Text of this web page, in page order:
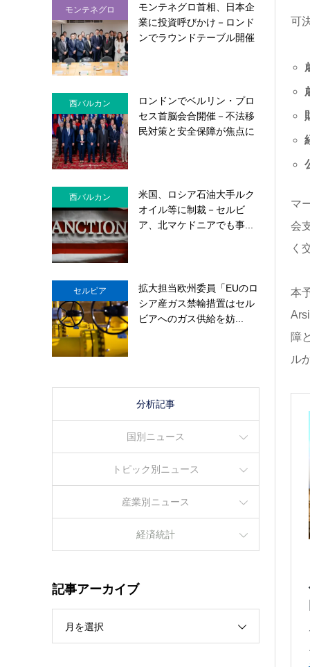
可
マ
会
く
本
障
ル
モンテネグロ
モンテネグロ首相、日本企
業に投資呼びかけ－ロンド
ンでラウンドテーブル開催
西バルカン
ロンドンでベルリン・プロ
セス首脳会合開催－不法移
民対策と安全保障が焦点に
西バルカン
米国、ロシア石油大手ルク
オイル等に制裁－セルビ
ア、北マケドニアでも事...
セルビア
拡大担当欧州委員「EUのロ
シア産ガス禁輸措置はセル
ビアへのガス供給を妨...
分析記事
国別ニュース
トピック別ニュース
産業別ニュース
経済統計
記事アーカイブ
月を選択